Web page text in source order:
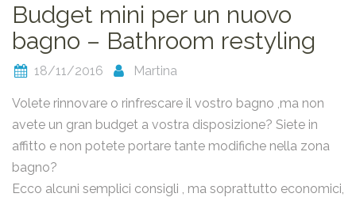
Budget mini per un nuovo
bagno – Bathroom restyling
18/11/2016 Martina
Volete rinnovare o rinfrescare il vostro bagno ,ma non
avete un gran budget a vostra disposizione? Siete in
affitto e non potete portare tante modifiche nella zona
bagno?
Ecco alcuni semplici consigli , ma soprattutto economici,